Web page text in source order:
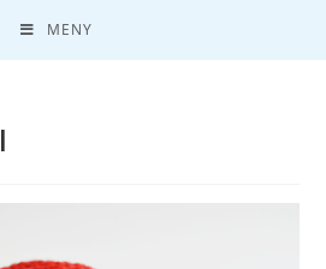
MENY